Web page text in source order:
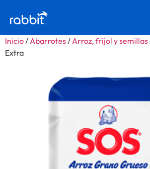
Inicio/Abarrotes/Arroz, frijol y semillas
Extra